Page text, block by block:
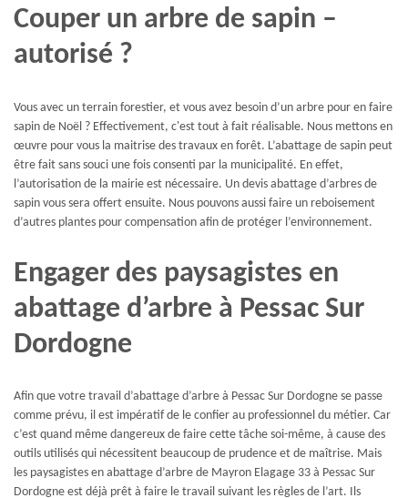
Couper un arbre de sapin –
autorisé ?
Vous avec un terrain forestier, et vous avez besoin d’un arbre pour en faire
sapin de Noël ? Effectivement, c'est tout à fait réalisable. Nous mettons en
œuvre pour vous la maitrise des travaux en forêt. L’abattage de sapin peut
être fait sans souci une fois consenti par la municipalité. En effet,
l’autorisation de la mairie est nécessaire. Un devis abattage d’arbres de
sapin vous sera offert ensuite. Nous pouvons aussi faire un reboisement
d’autres plantes pour compensation afin de protéger l’environnement.
Engager des paysagistes en
abattage d’arbre à Pessac Sur
Dordogne
Afin que votre travail d’abattage d’arbre à Pessac Sur Dordogne se passe
comme prévu, il est impératif de le confier au professionnel du métier. Car
c’est quand même dangereux de faire cette tâche soi-même, à cause des
outils utilisés qui nécessitent beaucoup de prudence et de maîtrise. Mais
les paysagistes en abattage d’arbre de Mayron Elagage 33 à Pessac Sur
Dordogne est déjà prêt à faire le travail suivant les règles de l’art. Ils